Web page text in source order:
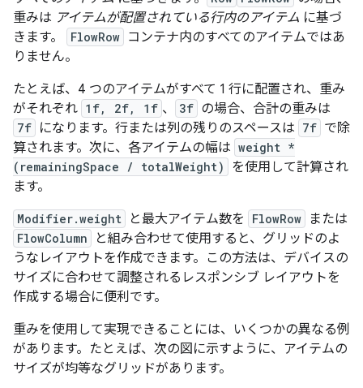
重みは アイテムが配置されている行内のアイテム に基づ
きます。
FlowRow コンテナ内のすべてのアイテムではあ
りません。
たとえば、4 つのアイテムがすべて 1 行に配置され、重み
がそれぞれ 1f, 2f, 1f 、 3f の場合、合計の重みは
7f になります。行または列の残りのスペースは 7f で除
算されます。次に、各アイテムの幅は weight *
(remainingSpace / totalWeight)
を使用して計算され
ます。
Modifier.weight と最大アイテム数を FlowRow または
FlowColumn
と組み合わせて使用すると、グリッドのよ
うなレイアウトを作成できます。この方法は、デバイスの
サイズに合わせて調整されるレスポンシブ レイアウトを
作成する場合に便利です。
重みを使用して実現できることには、いくつかの異なる例
があります。たとえば、次の図に示すように、アイテムの
サイズが均等なグリッドがあります。